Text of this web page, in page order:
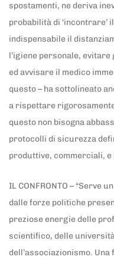
spostamenti, ne deriva
probabilità di ‘incontrare’
indispensabile il
l’igiene personale,
ed avvisare il medico
questo – ha sottolineato
a rispettare
questo non bisogna
protocolli di sicurezza
produttive, commerciali,
IL CONFRONTO – “Serve
dalle forze politiche
preziose energie delle
scientifico, delle
dell’associazionismo.